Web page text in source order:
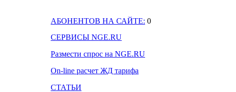
АБОНЕНТОВ НА САЙТЕ: 0
СЕРВИСЫ NGE.RU
Размести спрос на NGE.RU
On-line расчет ЖД тарифа
СТАТЬИ